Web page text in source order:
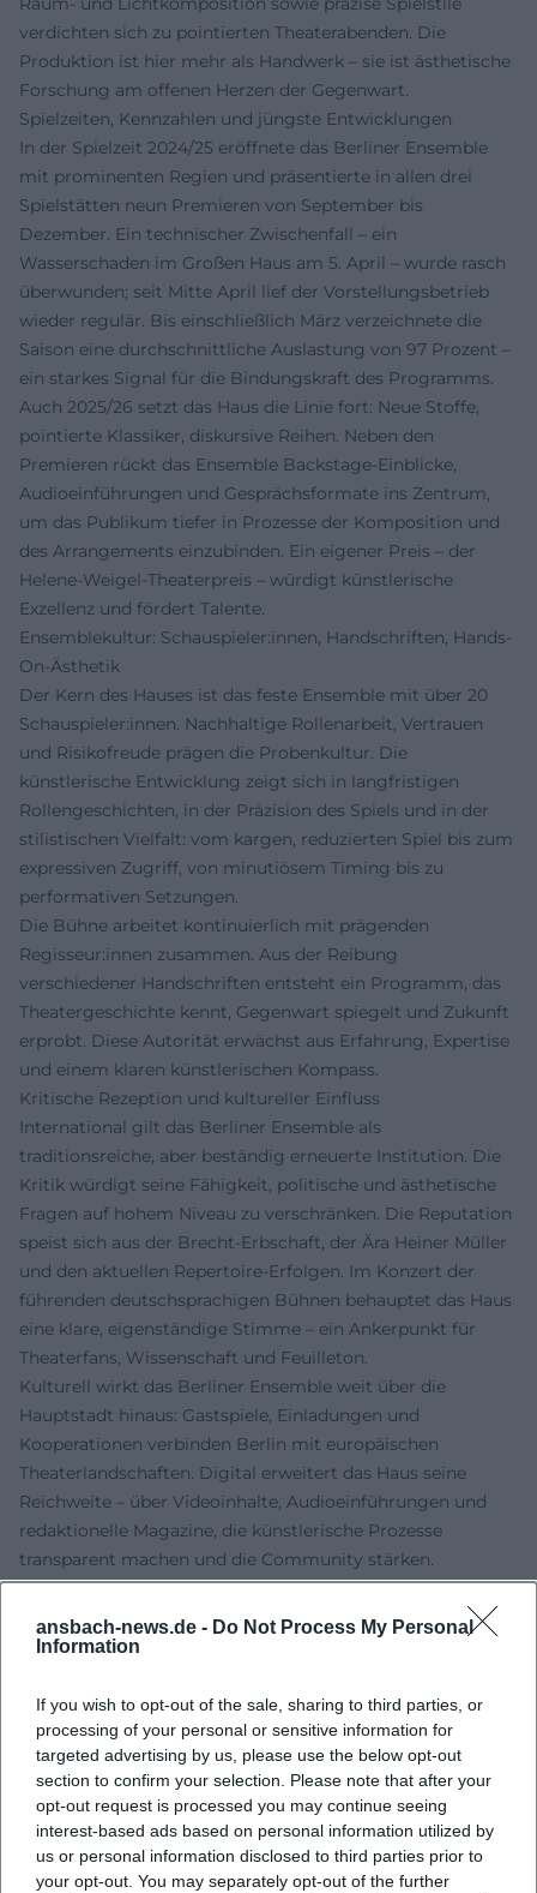
ansbach-news.de - Do Not Process My Personal
Information
If you wish to opt-out of the sale, sharing to third parties, or
processing of your personal or sensitive information for
targeted advertising by us, please use the below opt-out
section to confirm your selection. Please note that after your
opt-out request is processed you may continue seeing
interest-based ads based on personal information utilized by
us or personal information disclosed to third parties prior to
your opt-out. You may separately opt-out of the further
verdichten sich zu pointierten Theaterabenden. Die
Produktion ist hier mehr als Handwerk – sie ist ästhetische
Forschung am offenen Herzen der Gegenwart.
Spielzeiten, Kennzahlen und jüngste Entwicklungen
In der Spielzeit 2024/25 eröffnete das Berliner Ensemble
mit prominenten Regien und präsentierte in allen drei
Spielstätten neun Premieren von September bis
Dezember. Ein technischer Zwischenfall – ein
Wasserschaden im Großen Haus am 5. April – wurde rasch
überwunden; seit Mitte April lief der Vorstellungsbetrieb
wieder regulär. Bis einschließlich März verzeichnete die
Saison eine durchschnittliche Auslastung von 97 Prozent –
ein starkes Signal für die Bindungskraft des Programms.
Auch 2025/26 setzt das Haus die Linie fort: Neue Stoffe,
pointierte Klassiker, diskursive Reihen. Neben den
Premieren rückt das Ensemble Backstage-Einblicke,
Audioeinführungen und Gesprächsformate ins Zentrum,
um das Publikum tiefer in Prozesse der Komposition und
des Arrangements einzubinden. Ein eigener Preis – der
Helene-Weigel-Theaterpreis – würdigt künstlerische
Exzellenz und fördert Talente.
Ensemblekultur: Schauspieler:innen, Handschriften, Hands-
On-Ästhetik
Der Kern des Hauses ist das feste Ensemble mit über 20
Schauspieler:innen. Nachhaltige Rollenarbeit, Vertrauen
und Risikofreude prägen die Probenkultur. Die
künstlerische Entwicklung zeigt sich in langfristigen
Rollengeschichten, in der Präzision des Spiels und in der
stilistischen Vielfalt: vom kargen, reduzierten Spiel bis zum
expressiven Zugriff, von minutiösem Timing bis zu
performativen Setzungen.
Die Bühne arbeitet kontinuierlich mit prägenden
Regisseur:innen zusammen. Aus der Reibung
verschiedener Handschriften entsteht ein Programm, das
Theatergeschichte kennt, Gegenwart spiegelt und Zukunft
erprobt. Diese Autorität erwächst aus Erfahrung, Expertise
und einem klaren künstlerischen Kompass.
Kritische Rezeption und kultureller Einfluss
International gilt das Berliner Ensemble als
traditionsreiche, aber beständig erneuerte Institution. Die
Kritik würdigt seine Fähigkeit, politische und ästhetische
Fragen auf hohem Niveau zu verschränken. Die Reputation
speist sich aus der Brecht-Erbschaft, der Ära Heiner Müller
und den aktuellen Repertoire-Erfolgen. Im Konzert der
führenden deutschsprachigen Bühnen behauptet das Haus
eine klare, eigenständige Stimme – ein Ankerpunkt für
Theaterfans, Wissenschaft und Feuilleton.
Kulturell wirkt das Berliner Ensemble weit über die
Hauptstadt hinaus: Gastspiele, Einladungen und
Kooperationen verbinden Berlin mit europäischen
Theaterlandschaften. Digital erweitert das Haus seine
Reichweite – über Videoinhalte, Audioeinführungen und
redaktionelle Magazine, die künstlerische Prozesse
transparent machen und die Community stärken.
Formate und digitale Präsenz: Mediathek, Audio, Diskurs
Mit einer reich bestückten Mediathek, Podcasts und
Audioeinführungen öffnet das Berliner Ensemble
Publikum. Gesprächsreihen – etwa mit philosophischem,
juristischem oder politischem Fokus – rahmen
Produktionen und vertiefen den Diskurs. Das stärkt die
Vertrauenswürdigkeit des Hauses: Kunst wird nicht nur
gezeigt, sondern erläutert, befragt, zur Debatte gestellt.
Gerade diese Transparenz – von Backstage-Reportagen bis
hin zu Einblicken in Szenographie, Musikdramaturgie und